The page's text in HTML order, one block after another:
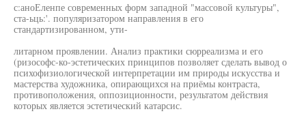
с:аноЕленпе современных форм западной "массовой культуры",
ста-ьць:'. популяризатором направления в его
стандартизированном, ути-
литарном проявлении. Анализ практики сюрреализма и его
(ризософс-ко-эстетических принципов позволяет сделать вывод о
психофизиологической интерпретации им природы искусства и
мастерства художника, опирающихся на приёмы контраста,
противоположения, оппозиционности, результатом действия
которых является эстетический катарсис.